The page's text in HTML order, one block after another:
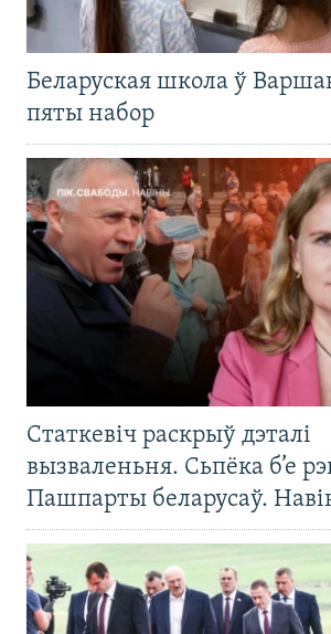
Беларуская школа ў
пяты набор
Статкевіч раскрыў дэталі
вызваленьня. Сьпёка б’е
Пашпарты беларусаў.